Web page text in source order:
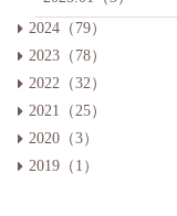
2024（79）
2023（78）
2022（32）
2021（25）
2020（3）
2019（1）